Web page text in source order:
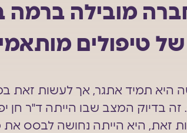
מובילה ברמה
של טיפולים
היא תמיד אתגר, אך לעשות זאת
זה בדיוק המצב שבו הייתה ד"ר
זאת, היא הייתה נחושה לבסס את